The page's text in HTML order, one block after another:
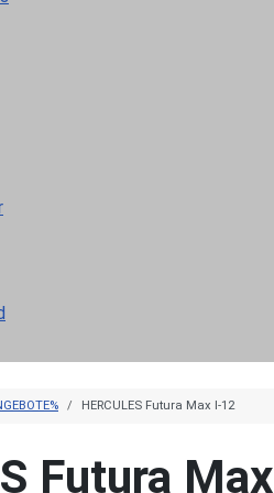
HERCULES Futura Max I-12
Futura